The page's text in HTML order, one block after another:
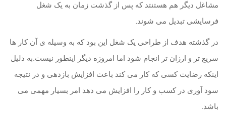
مشاغل دیگر هم هستنتد که پس از گذشت زمان به یک شغل
فرسایشی تبدیل می شوند.
در گذشته هدف از طراحی یک شغل این بود که به وسیله ی آن کار ها
سریع تر و ارزان تر انجام شود اما امروزه دیگر اینطور نیست.به دلیل
اینکه رضایت کسی که کار می کند باعث افزایش بازدهی و در نتیجه
سود آوری در کسب و کار را افزایش می دهد امر بسیار مهمی می
باشد.